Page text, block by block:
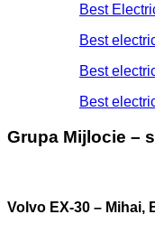
Best
Best
Best
Best
Grupa Mijlocie –
Volvo EX-30 – Mihai,